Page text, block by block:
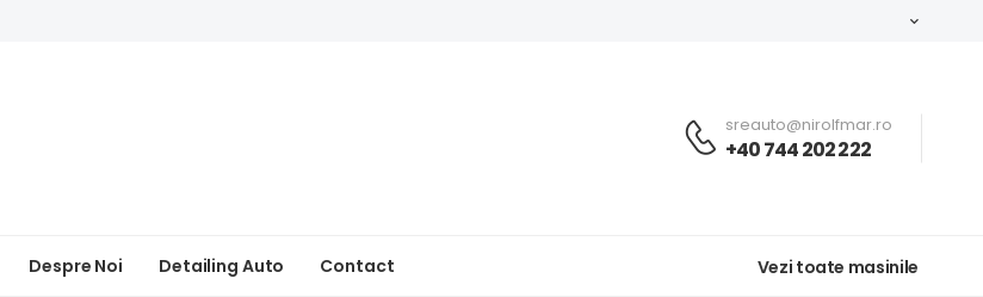
sreauto@nirolfmar.ro
+40 744 202 222
Despre Noi Detailing Auto Contact Vezi toate masinile